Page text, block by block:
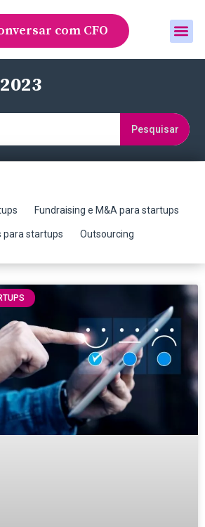
com CFO
Pesquisar
Fundraising e M&A para startups
para startups Outsourcing